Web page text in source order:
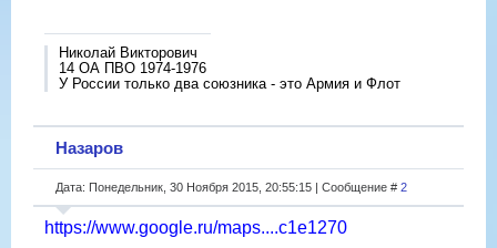
Николай Викторович
14 ОА ПВО 1974-1976
У России только два союзника - это Армия и Флот
Назаров
Дата: Понедельник, 30 Ноября 2015, 20:55:15 | Сообщение # 2
https://www.google.ru/maps....c1e1270